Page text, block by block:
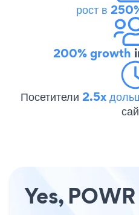
рост в
200% growth
Посетители 2.5x
Yes,